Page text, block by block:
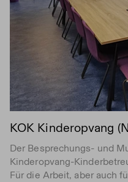
KOK Kinderopvang
Der Besprechungs- und
Kinderopvang-
Für die Arbeit, aber auch